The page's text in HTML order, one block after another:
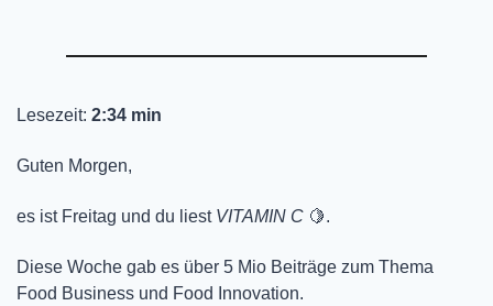
Lesezeit: 2:34 min
Guten Morgen,
es ist Freitag und du liest VITAMIN C 🍋.
Diese Woche gab es über 5 Mio Beiträge zum Thema
Food Business und Food Innovation.